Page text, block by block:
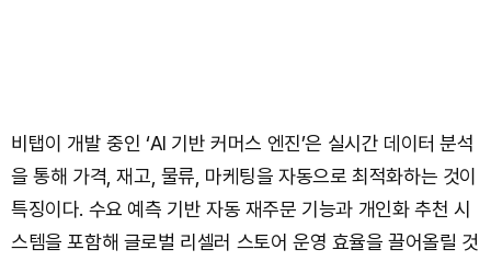
비탭이 개발 중인 ‘AI 기반 커머스 엔진’은 실시간 데이터 분석
을 통해 가격, 재고, 물류, 마케팅을 자동으로 최적화하는 것이
특징이다. 수요 예측 기반 자동 재주문 기능과 개인화 추천 시
스템을 포함해 글로벌 리셀러 스토어 운영 효율을 끌어올릴 것